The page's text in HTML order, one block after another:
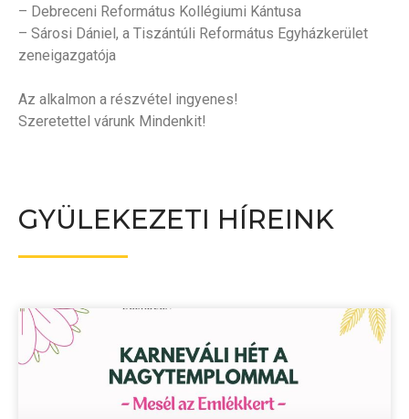
– Debreceni Református Kollégiumi Kántusa
– Sárosi Dániel, a Tiszántúli Református Egyházkerület
zeneigazgatója
Az alkalmon a részvétel ingyenes!
Szeretettel várunk Mindenkit!
GYÜLEKEZETI HÍREINK